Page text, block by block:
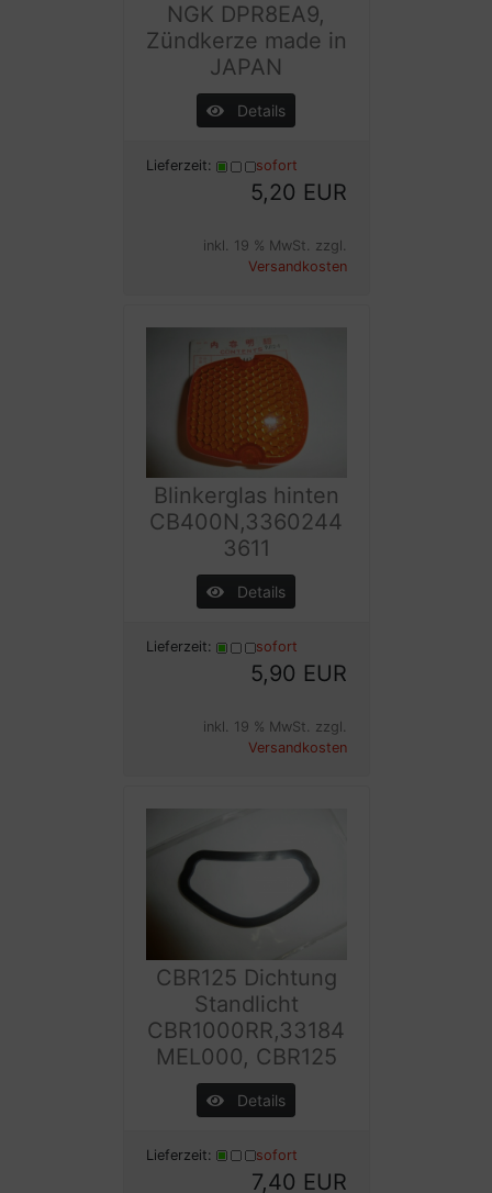
NGK DPR8EA9,
Zündkerze made in
JAPAN
Details
Lieferzeit: sofort
5,20 EUR
inkl. 19 % MwSt. zzgl.
Versandkosten
Blinkerglas hinten
CB400N,3360244
3611
Details
Lieferzeit: sofort
5,90 EUR
inkl. 19 % MwSt. zzgl.
Versandkosten
CBR125 Dichtung
Standlicht
CBR1000RR,33184
MEL000, CBR125
Details
Lieferzeit: sofort
7,40 EUR